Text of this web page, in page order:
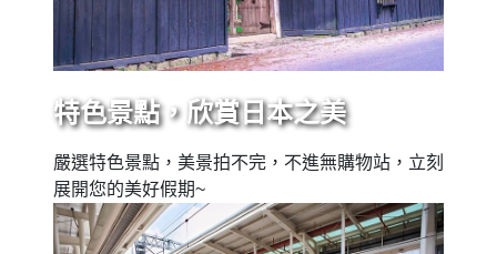
特色景點，欣賞日本之美
嚴選特色景點，美景拍不完，不進無購物站，立刻
展開您的美好假期~